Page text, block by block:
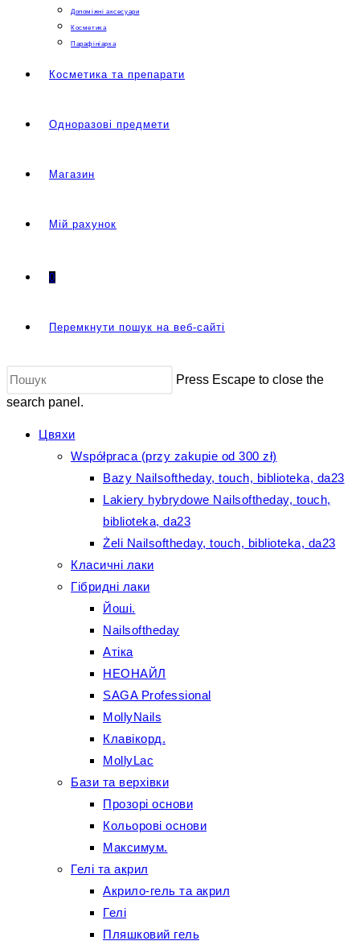
Допоміжні аксесуари
Косметика
Парафініарка
Косметика та препарати
Одноразові предмети
Магазин
Мій рахунок
0
Перемкнути пошук на веб-сайті
Press Escape to close the
search panel.
Цвяхи
Współpraca (przy zakupie od 300 zł)
Bazy Nailsoftheday, touch, biblioteka, da23
Lakiery hybrydowe Nailsoftheday, touch,
biblioteka, da23
Żeli Nailsoftheday, touch, biblioteka, da23
Класичні лаки
Гібридні лаки
Йоші.
Nailsoftheday
Атіка
НЕОНАЙЛ
SAGA Professional
MollyNails
Клавікорд.
MollyLac
Бази та верхівки
Прозорі основи
Кольорові основи
Максимум.
Гелі та акрил
Акрило-гель та акрил
Гелі
Пляшковий гель